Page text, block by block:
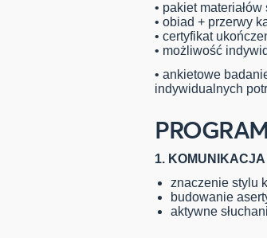
• pakiet
• obiad + przerwy
• certyfikat
• możliwość
• ankietowe
indywidualnych
1.
znaczenie stylu
budowanie
aktywne